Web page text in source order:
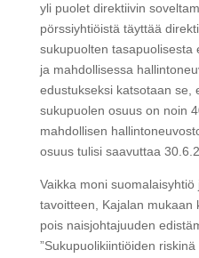
yli puolet direktiivin
pörssiyhtiöistä täyttää
sukupuolten tasapuolisesta
ja mahdollisessa
edustukseksi katsotaan se,
sukupuolen osuus on noin
mahdollisen
osuus tulisi saavuttaa
Vaikka moni
tavoitteen, Kajalan mukaan
pois naisjohtajuuden
”Sukupuolikiintiöiden